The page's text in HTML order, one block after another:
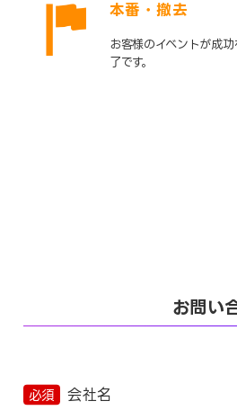
本番・撤去
お客様のイベントが成
了です。
お問い
必須 会社名